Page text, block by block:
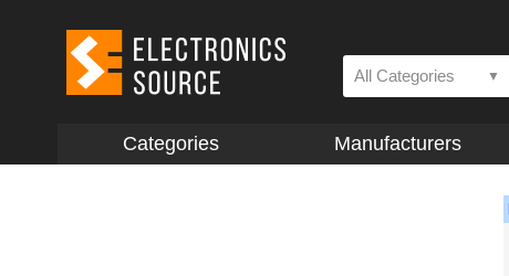
All Categories ▼
Categories Manufacturers